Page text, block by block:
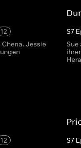
12
Jessie
S7
Sue
12
S7